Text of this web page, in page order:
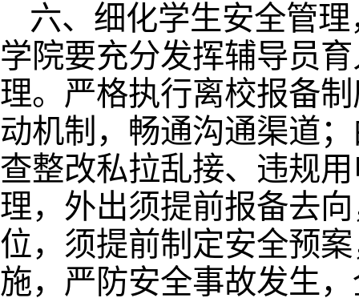
六、细化学生安全管
学院要充分发挥辅导员
理。严格执行离校报备
动机制，畅通沟通渠道
查整改私拉乱接、违规
理，外出须提前报备去
位，须提前制定安全预
施，严防安全事故发生